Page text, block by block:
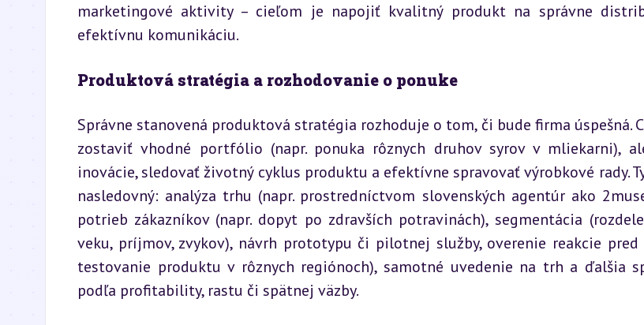
marketingové aktivity – cieľom je napojiť kvalitný produkt na správne
efektívnu komunikáciu.
Produktová stratégia a rozhodovanie o ponuke
Správne stanovená produktová stratégia rozhoduje o tom, či bude firma úspešná.
zostaviť vhodné portfólio (napr. ponuka rôznych druhov syrov v mliekarni),
inovácie, sledovať životný cyklus produktu a efektívne spravovať výrobkové rady.
nasledovný: analýza trhu (napr. prostredníctvom slovenských agentúr ako
potrieb zákazníkov (napr. dopyt po zdravších potravinách), segmentácia
veku, príjmov, zvykov), návrh prototypu či pilotnej služby, overenie reakcie pred
testovanie produktu v rôznych regiónoch), samotné uvedenie na trh a ďalšia
podľa profitability, rastu či spätnej väzby.